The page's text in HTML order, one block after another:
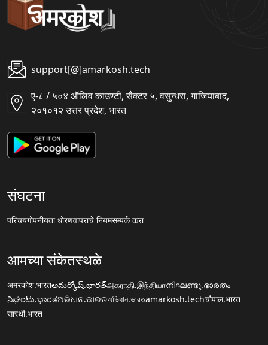
support[@]amarkosh.tech
ए-८ / ५०४ ऑलिव काउण्टी, सैक्टर ५, वसुन्धरा, गाजियाबाद,
२०१०१२ उत्तर प्रदेश, भारत
संघटना
परिचयगोपनीयता धोरणवापराचे नियमसम्पर्क करा
आमच्या संकेतस्थळे
अमरकोश.भारतఅమర్కోష్.భారత్அகராதி.இந்தியாനിഘണ്ടു.ഭാരതം
ನಿಘಂಟು.ಭಾರತଅଭିଧାନ.ଭାରତঅভিধান.ভারতamarkosh.techचौपाल.भारत
सारथी.भारत